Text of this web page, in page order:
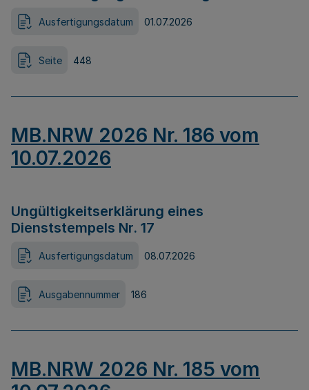
Ausfertigungsdatum 01.07.2026
Seite 448
MB.NRW 2026 Nr. 186 vom
10.07.2026
Ungültigkeitserklärung eines
Dienststempels Nr. 17
Ausfertigungsdatum 08.07.2026
Ausgabennummer 186
MB.NRW 2026 Nr. 185 vom